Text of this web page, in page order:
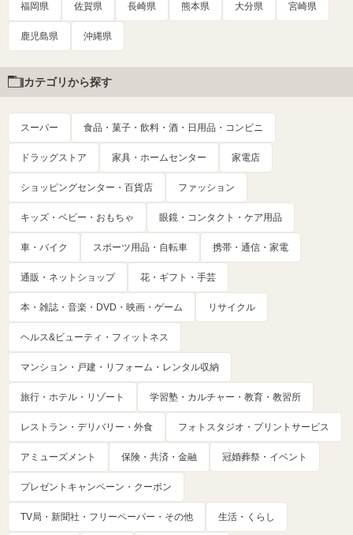
福岡県 佐賀県 長崎県 熊本県 大分県 宮崎県
鹿児島県 沖縄県
カテゴリから探す
スーパー 食品・菓子・飲料・酒・日用品・コンビニ
ドラッグストア 家具・ホームセンター 家電店
ショッピングセンター・百貨店 ファッション
キッズ・ベビー・おもちゃ 眼鏡・コンタクト・ケア用品
車・バイク スポーツ用品・自転車 携帯・通信・家電
通販・ネットショップ 花・ギフト・手芸
本・雑誌・音楽・DVD・映画・ゲーム リサイクル
ヘルス&ビューティ・フィットネス
マンション・戸建・リフォーム・レンタル収納
旅行・ホテル・リゾート 学習塾・カルチャー・教育・教習所
レストラン・デリバリー・外食 フォトスタジオ・プリントサービス
アミューズメント 保険・共済・金融 冠婚葬祭・イベント
プレゼントキャンペーン・クーポン
TV局・新聞社・フリーペーパー・その他 生活・くらし